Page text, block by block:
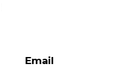
Email